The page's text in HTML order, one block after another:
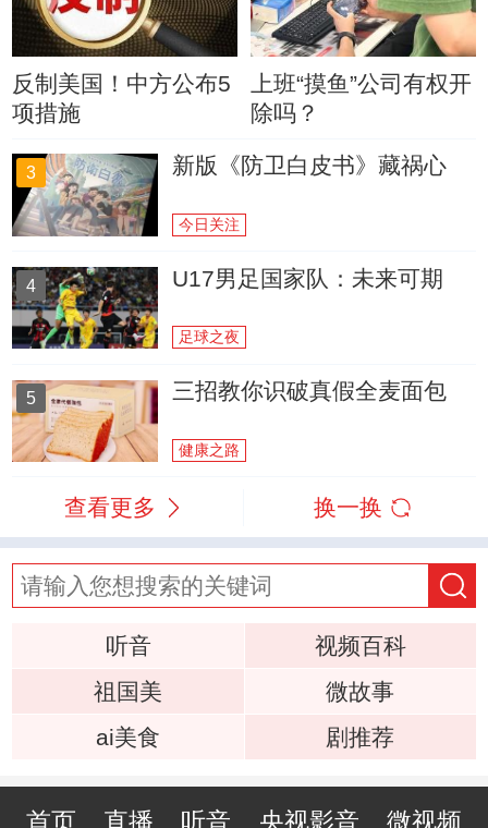
反制美国！中方公布5
项措施
上班“摸鱼”公司有权开
除吗？
3 新版《防卫白皮书》藏祸心
今日关注
4 U17男足国家队：未来可期
足球之夜
5 三招教你识破真假全麦面包
健康之路
查看更多 换一换
听音
视频百科
祖国美
微故事
ai美食
剧推荐
首页 直播 听音 央视影音 微视频